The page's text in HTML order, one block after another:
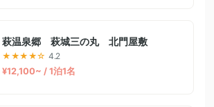
萩温泉郷 萩城三の丸 北門屋敷
★★★★☆ 4.2
¥12,100~ / 1泊1名